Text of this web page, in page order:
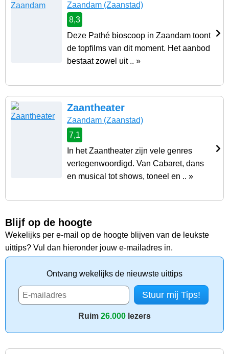
Zaandam (Zaanstad)
8,3
Deze Pathé bioscoop in Zaandam toont
de topfilms van dit moment. Het aanbod
bestaat zowel uit .. »
Zaantheater
Zaandam (Zaanstad)
7,1
In het Zaantheater zijn vele genres
vertegenwoordigd. Van Cabaret, dans
en musical tot shows, toneel en .. »
Blijf op de hoogte
Wekelijks per e-mail op de hoogte blijven van de leukste
uittips? Vul dan hieronder jouw e-mailadres in.
Ontvang wekelijks de nieuwste uittips
Ruim 26.000 lezers